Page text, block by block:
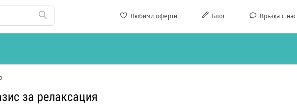
Любими оферти Блог Връзка с нас
за релаксация